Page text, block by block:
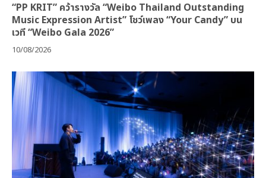
“PP KRIT” คว้ารางวัล “Weibo Thailand Outstanding
Music Expression Artist” โชว์เพลง “Your Candy” บน
เวที “Weibo Gala 2026”
10/08/2026